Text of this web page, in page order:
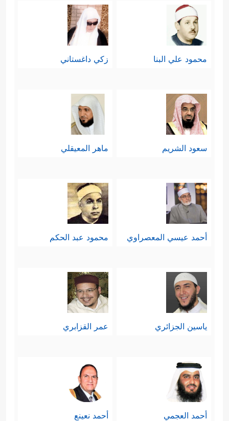
محمود علي البنا زكي داغستاني
سعود الشريم ماهر المعيقلي
أحمد عيسي المعصراوي محمود عبد الحكم
ياسين الجزائري عمر القزابري
أحمد العجمي أحمد نعينع